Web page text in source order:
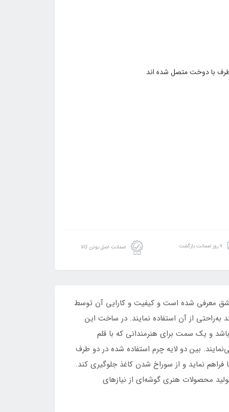
طرف با دوخت متصل شده اند
۷ روز ضمانت بازگشت ضمانت اصل بودن کالا
معرفی شده است و کیفیت و کارایی آن توسط
از آن استفاده نمایند. در ساخت این
و یک سمت برای هنرمندانی که با قلم
بین دو لایه چرم استفاده شده در دو طرف
‏نماید و از سوراخ شدن کاغذ جلوگیری ‏کند.
محصولات هنری گوشه‌ای از نیازهای